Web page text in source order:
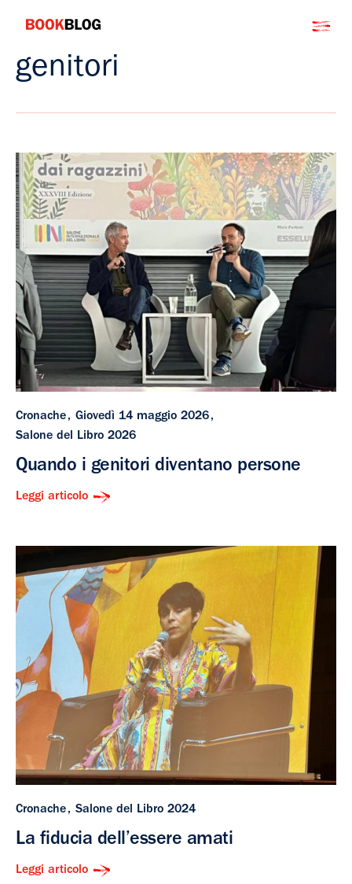
Bookblog
genitori
Cronache
Giovedì 14 maggio 2026
Salone del Libro 2026
Quando i genitori diventano persone
Leggi articolo
Cronache Salone del Libro 2024
La fiducia dell’essere amati
Leggi articolo